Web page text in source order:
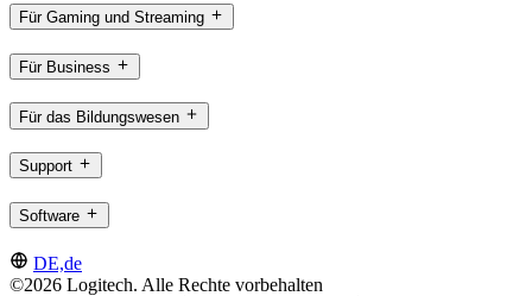
Für Gaming und Streaming
Für Business
Für das Bildungswesen
Support
Software
DE,de
©2026 Logitech. Alle Rechte vorbehalten